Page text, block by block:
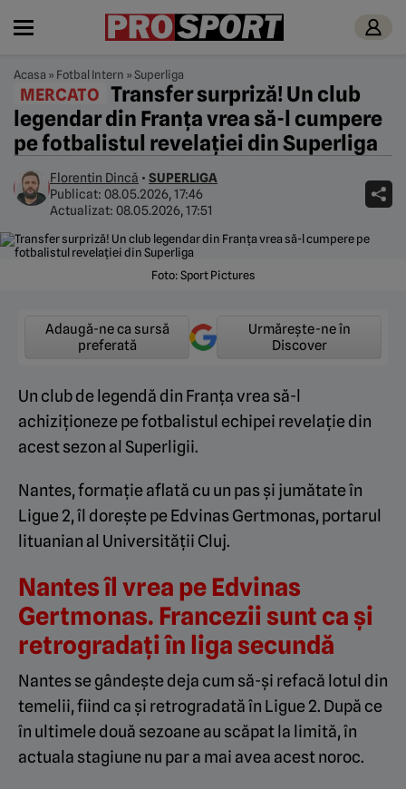
Acasa » Fotbal Intern »Superliga
MERCATO Transfer surpriză! Un club
legendar din Franța vrea să-l cumpere
pe fotbalistul revelației din Superliga
Florentin Dincă • SUPERLIGA
Publicat: 08.05.2026, 17:46
Actualizat: 08.05.2026, 17:51
Foto: Sport Pictures
Adaugă-ne ca sursă
preferată
Urmărește-ne în
Discover
Un club de legendă din Franța vrea să-l
achiziționeze pe fotbalistul echipei revelație din
acest sezon al Superligii.
Nantes, formație aflată cu un pas și jumătate în
Ligue 2, îl dorește pe Edvinas Gertmonas, portarul
lituanian al Universității Cluj.
Nantes îl vrea pe Edvinas
Gertmonas. Francezii sunt ca și
retrogradați în liga secundă
Nantes se gândește deja cum să-și refacă lotul din
temelii, fiind ca și retrogradată în Ligue 2. După ce
în ultimele două sezoane au scăpat la limită, în
actuala stagiune nu par a mai avea acest noroc.